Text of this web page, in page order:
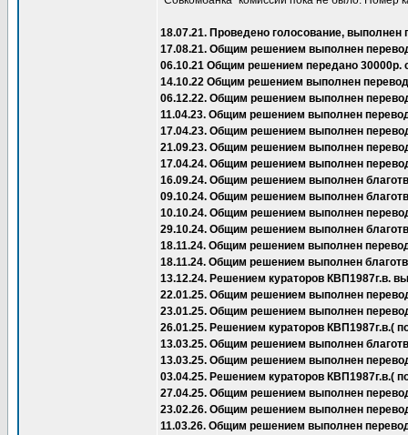
18.07.21. Проведено голосование,
17.08.21. Общим решением выполнен
06.10.21 Общим решением передано 30000р.
14.10.22 Общим решением выполнен
06.12.22. Общим решением выполнен
11.04.23. Общим решением выполнен
17.04.23. Общим решением выполнен
21.09.23. Общим решением выполнен
17.04.24. Общим решением выполнен
16.09.24. Общим решением выполнен
09.10.24. Общим решением выполнен
10.10.24. Общим решением выполнен
29.10.24. Общим решением выполнен
18.11.24. Общим решением выполнен
18.11.24. Общим решением выполнен
13.12.24. Решением кураторов КВП1987г.в.
22.01.25. Общим решением выполнен
23.01.25. Общим решением выполнен
26.01.25. Решением кураторов КВП1987г.в.(
13.03.25. Общим решением выполнен
13.03.25. Общим решением выполнен
03.04.25. Решением кураторов КВП1987г.в.(
27.04.25. Общим решением выполнен
23.02.26. Общим решением выполнен
11.03.26. Общим решением выполнен